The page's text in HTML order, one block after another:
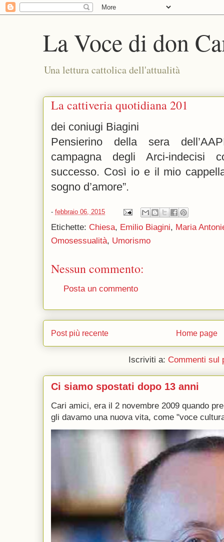
La Voce di don
Una lettura cattolica dell'attualità
La cattiveria quotidiana 201
dei coniugi Biagini
Pensierino della sera
campagna degli Arci-indecisi
successo. Così io e il mio
sogno d’amore”.
- febbraio 06, 2015
Etichette: Chiesa, Emilio Biagini, Maria
Omosessualità, Umorismo
Nessun commento:
Posta un commento
Post più recente Home page
Iscriviti a: Commenti sul
Ci siamo spostati dopo 13 anni
Cari amici, era il 2 novembre 2009 quando
gli davamo una nuova vita, come "voce